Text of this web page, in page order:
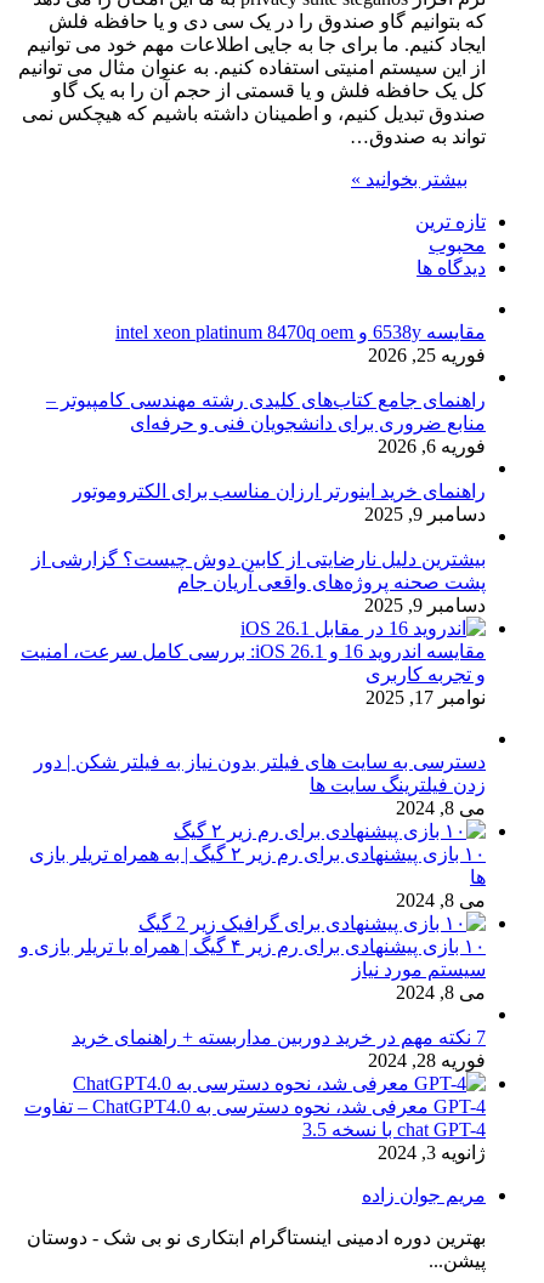
که بتوانیم گاو صندوق را در یک سی دی و یا حافظه فلش
ایجاد کنیم. ما برای جا به جایی اطلاعات مهم خود می توانیم
از این سیستم امنیتی استفاده کنیم. به عنوان مثال می توانیم
کل یک حافظه فلش و یا قسمتی از حجم آن را به یک گاو
صندوق تبدیل کنیم، و اطمینان داشته باشیم که هیچکس نمی
تواند به صندوق…
بیشتر بخوانید »
تازه ترین
محبوب
دیدگاه ها
مقایسه 6538y و intel xeon platinum 8470q oem
فوریه 25, 2026
راهنمای جامع کتاب‌های کلیدی رشته مهندسی کامپیوتر –
منابع ضروری برای دانشجویان فنی و حرفه‌ای
فوریه 6, 2026
راهنمای خرید اینورتر ارزان مناسب برای الکتروموتور
دسامبر 9, 2025
بیشترین دلیل نارضایتی از کابین دوش چیست؟ گزارشی از
پشت صحنه پروژه‌های واقعی آریان جام
دسامبر 9, 2025
مقایسه اندروید 16 و iOS 26.1: بررسی کامل سرعت، امنیت
و تجربه کاربری
نوامبر 17, 2025
دسترسی به سایت های فیلتر بدون نیاز به فیلتر شکن | دور
زدن فیلترینگ سایت ها
می 8, 2024
۱۰ بازی پیشنهادی برای رم زیر ۲ گیگ | به همراه تریلر بازی
ها
می 8, 2024
۱۰ بازی پیشنهادی برای رم زیر ۴ گیگ | همراه با تریلر بازی و
سیستم مورد نیاز
می 8, 2024
7 نکته مهم در خرید دوربین مداربسته + راهنمای خرید
فوریه 28, 2024
GPT-4 معرفی شد، نحوه دسترسی به ChatGPT4.0 – تفاوت
chat GPT-4 با نسخه 3.5
ژانویه 3, 2024
مریم جوان زاده
بهترین دوره ادمینی اینستاگرام ابتکاری نو بی شک - دوستان
پیشن...